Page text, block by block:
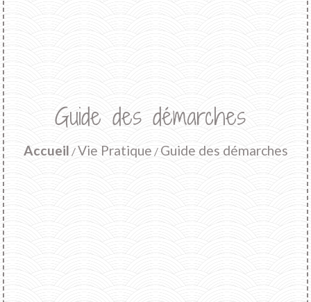
Guide des démarches
Accueil /Vie Pratique / Guide des démarches